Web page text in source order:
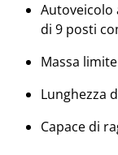
di 9 posti
Massa
Lunghezza
Capace di